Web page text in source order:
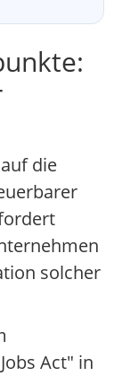
die
solcher
Act" in